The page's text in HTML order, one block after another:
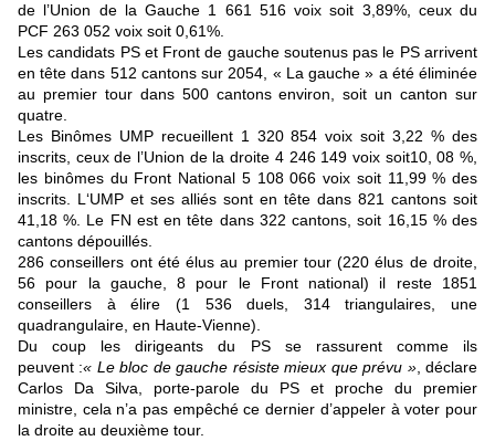
de l’Union de la Gauche 1 661 516 voix soit 3,89%, ceux du
PCF 263 052 voix soit 0,61%.
Les candidats PS et Front de gauche soutenus pas le PS arrivent
en tête dans 512 cantons sur 2054, « La gauche » a été éliminée
au premier tour dans 500 cantons environ, soit un canton sur
quatre.
Les Binômes UMP recueillent 1 320 854 voix soit 3,22 % des
inscrits, ceux de l’Union de la droite 4 246 149 voix soit10, 08 %,
les binômes du Front National 5 108 066 voix soit 11,99 % des
inscrits. L‘UMP et ses alliés sont en tête dans 821 cantons soit
41,18 %. Le FN est en tête dans 322 cantons, soit 16,15 % des
cantons dépouillés.
286 conseillers ont été élus au premier tour (220 élus de droite,
56 pour la gauche, 8 pour le Front national) il reste 1851
conseillers à élire (1 536 duels, 314 triangulaires, une
quadrangulaire, en Haute-Vienne).
Du coup les dirigeants du PS se rassurent comme ils
peuvent :« Le bloc de gauche résiste mieux que prévu », déclare
Carlos Da Silva, porte-parole du PS et proche du premier
ministre, cela n’a pas empêché ce dernier d’appeler à voter pour
la droite au deuxième tour.